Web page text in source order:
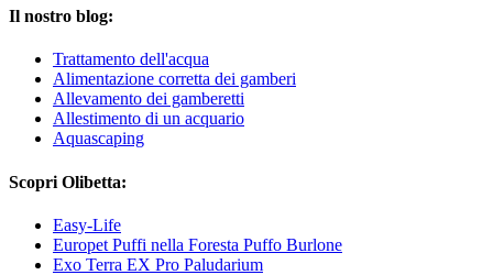
Il nostro blog:
Trattamento dell'acqua
Alimentazione corretta dei gamberi
Allevamento dei gamberetti
Allestimento di un acquario
Aquascaping
Scopri Olibetta:
Easy-Life
Europet Puffi nella Foresta Puffo Burlone
Exo Terra EX Pro Paludarium